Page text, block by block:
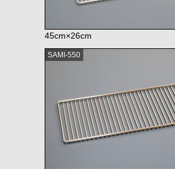
45cm×26cm
SAMI-550